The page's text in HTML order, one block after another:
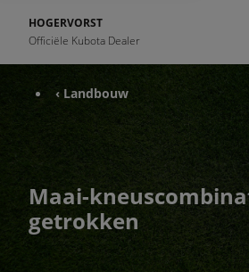
HOGERVORST
Officiële Kubota Dealer
‹ Landbouw
Maai-
getrokken